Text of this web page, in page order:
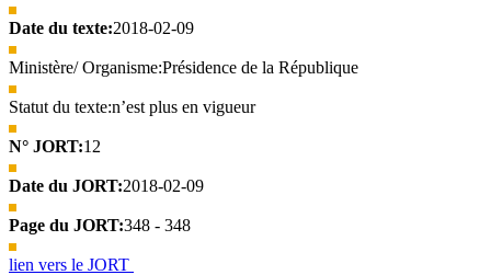
Date du texte:2018-02-09
Ministère/ Organisme:Présidence de la République
Statut du texte:n’est plus en vigueur
N° JORT:12
Date du JORT:2018-02-09
Page du JORT:348 - 348
lien vers le JORT